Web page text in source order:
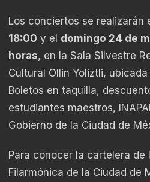
Los conciertos se realizarán
18:00 y el domingo 24 de
horas, en la Sala Silvestre
Cultural Ollin Yoliztli,
Boletos en taquilla,
estudiantes maestros,
Gobierno de la Ciudad de
Para conocer la cartelera de
Filarmónica de la Ciudad de